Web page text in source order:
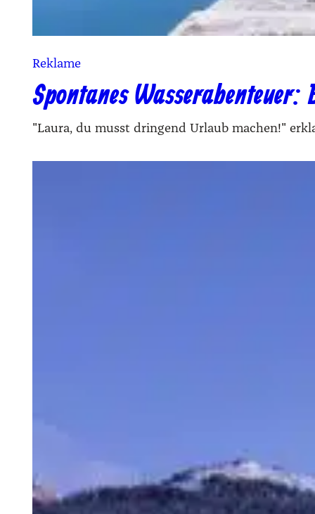
Reklame
Spontanes
"Laura, du musst dringend Urlaub machen!"